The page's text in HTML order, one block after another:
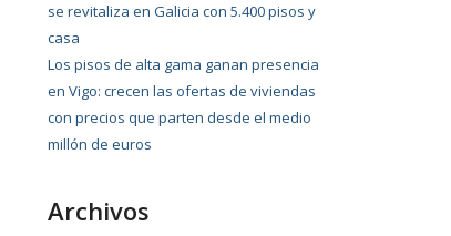
se revitaliza en Galicia con 5.400 pisos y
casa
Los pisos de alta gama ganan presencia
en Vigo: crecen las ofertas de viviendas
con precios que parten desde el medio
millón de euros
Archivos